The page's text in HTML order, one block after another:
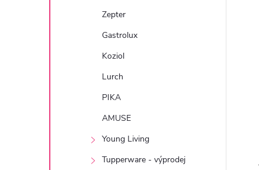
Zepter
Gastrolux
Koziol
Lurch
PIKA
AMUSE
Young Living
Tupperware - výprodej